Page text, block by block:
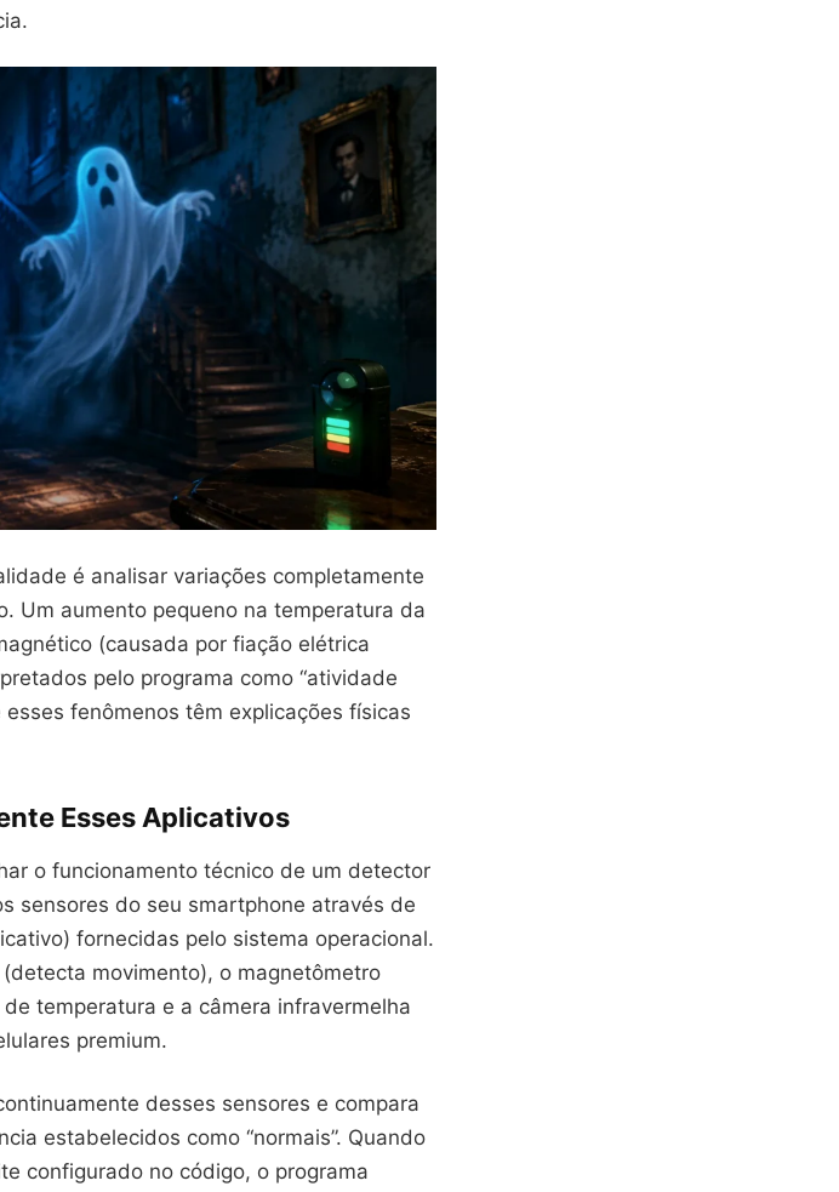
é analisar variações completamente
Um aumento pequeno na temperatura da
(causada por fiação elétrica
pelo programa como “atividade
fenômenos têm explicações físicas
Esses Aplicativos
o funcionamento técnico de um detector
sensores do seu smartphone através de
fornecidas pelo sistema operacional.
movimento), o magnetômetro
temperatura e a câmera infravermelha
premium.
desses sensores e compara
estabelecidos como “normais”. Quando
configurado no código, o programa